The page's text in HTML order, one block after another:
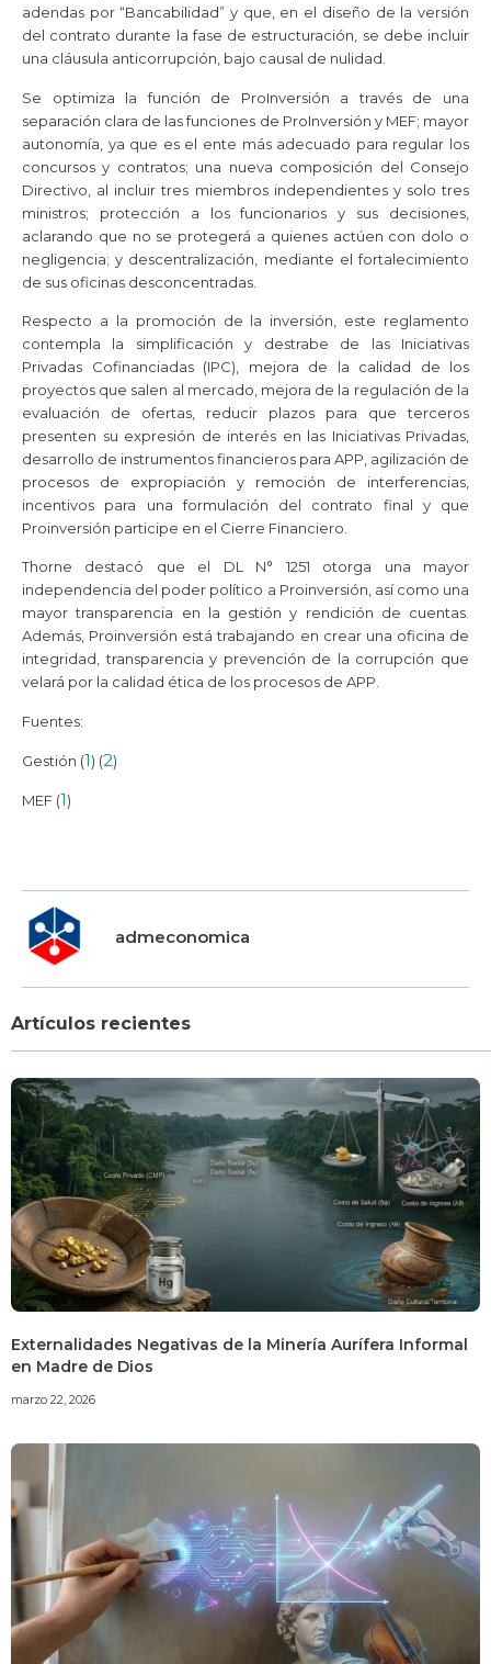
adendas por “Bancabilidad” y que, en el diseño de la versión
del contrato durante la fase de estructuración, se debe incluir
una cláusula anticorrupción, bajo causal de nulidad.
Se optimiza la función de ProInversión a través de una
separación clara de las funciones de ProInversión y MEF; mayor
autonomía, ya que es el ente más adecuado para regular los
concursos y contratos; una nueva composición del Consejo
Directivo, al incluir tres miembros independientes y solo tres
ministros; protección a los funcionarios y sus decisiones,
aclarando que no se protegerá a quienes actúen con dolo o
negligencia; y descentralización, mediante el fortalecimiento
de sus oficinas desconcentradas.
Respecto a la promoción de la inversión, este reglamento
contempla la simplificación y destrabe de las Iniciativas
Privadas Cofinanciadas (IPC), mejora de la calidad de los
proyectos que salen al mercado, mejora de la regulación de la
evaluación de ofertas, reducir plazos para que terceros
presenten su expresión de interés en las Iniciativas Privadas,
desarrollo de instrumentos financieros para APP, agilización de
procesos de expropiación y remoción de interferencias,
incentivos para una formulación del contrato final y que
Proinversión participe en el Cierre Financiero.
Thorne destacó que el DL N° 1251 otorga una mayor
independencia del poder político a Proinversión, así como una
mayor transparencia en la gestión y rendición de cuentas.
Además, Proinversión está trabajando en crear una oficina de
integridad, transparencia y prevención de la corrupción que
velará por la calidad ética de los procesos de APP.
Fuentes:
Gestión (1) (2)
MEF (1)
admeconomica
Artículos recientes
Externalidades Negativas de la Minería Aurífera Informal
en Madre de Dios
marzo 22, 2026